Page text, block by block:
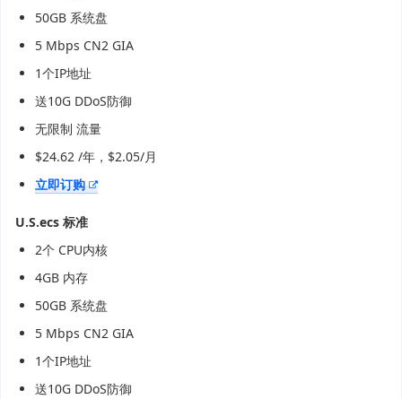
50GB 系统盘
5 Mbps CN2 GIA
1个IP地址
送10G DDoS防御
无限制 流量
$24.62 /年，$2.05/月
立即订购
U.S.ecs 标准
2个 CPU内核
4GB 内存
50GB 系统盘
5 Mbps CN2 GIA
1个IP地址
送10G DDoS防御